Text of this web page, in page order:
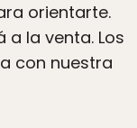
orientarte.
a la venta. Los
con nuestra